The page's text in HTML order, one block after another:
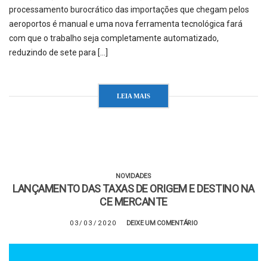
processamento burocrático das importações que chegam pelos
aeroportos é manual e uma nova ferramenta tecnológica fará
com que o trabalho seja completamente automatizado,
reduzindo de sete para […]
LEIA MAIS
NOVIDADES
LANÇAMENTO DAS TAXAS DE ORIGEM E DESTINO NA
CE MERCANTE
03/03/2020 DEIXE UM COMENTÁRIO